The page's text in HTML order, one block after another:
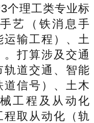
个理工类专业标
艺（铁消息手
输工程）、土
打算涉及交通
道交通、智能
信号）、土木
工程及从动化
程取从动化（轨